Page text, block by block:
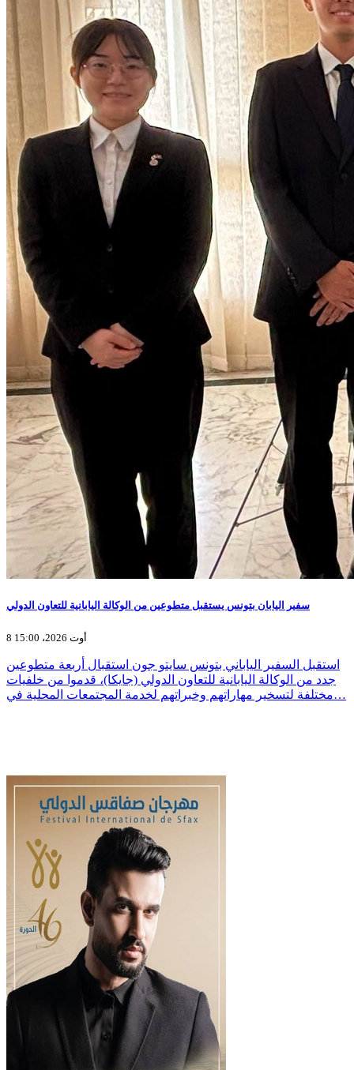
سفير اليابان بتونس يستقبل متطوعين من الوكالة اليابانية للتعاون الدولي
8 أوت 2026، 15:00
استقبل السفير الياباني بتونس سايتو جون استقبال أربعة متطوعين
جدد من الوكالة اليابانية للتعاون الدولي (جايكا)، قدموا من خلفيات
مختلفة لتسخير مهاراتهم وخبراتهم لخدمة المجتمعات المحلية في…